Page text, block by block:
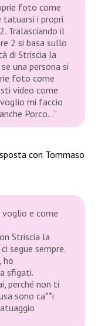
foto come
tatuarsi i propri
Tralasciando il
2 si basa sullo
di Striscia la
una persona si
foto come
video come
mi faccio
Porco…”
con Tommaso
e come
Striscia la
segue sempre.
ho
sfigati.
perché non ti
sono ca**i